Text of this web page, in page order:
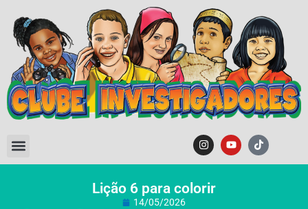
Lição 6 para colorir
14/05/2026